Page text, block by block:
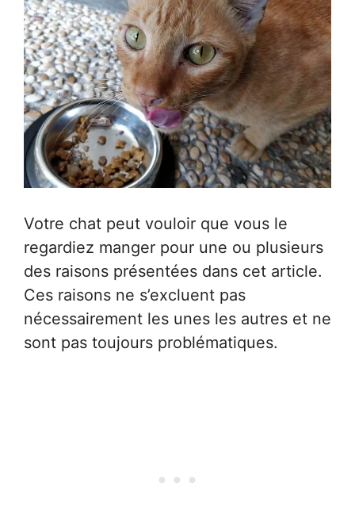
Votre chat peut vouloir que vous le
regardiez manger pour une ou plusieurs
des raisons présentées dans cet article.
Ces raisons ne s’excluent pas
nécessairement les unes les autres et ne
sont pas toujours problématiques.